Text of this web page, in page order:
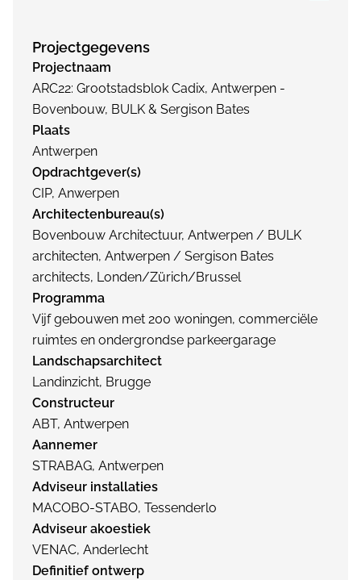
Projectgegevens
Projectnaam
ARC22: Grootstadsblok Cadix, Antwerpen -
Bovenbouw, BULK & Sergison Bates
Plaats
Antwerpen
Opdrachtgever(s)
CIP, Anwerpen
Architectenbureau(s)
Bovenbouw Architectuur, Antwerpen / BULK
architecten, Antwerpen / Sergison Bates
architects, Londen/Zürich/Brussel
Programma
Vijf gebouwen met 200 woningen, commerciële
ruimtes en ondergrondse parkeergarage
Landschapsarchitect
Landinzicht, Brugge
Constructeur
ABT, Antwerpen
Aannemer
STRABAG, Antwerpen
Adviseur installaties
MACOBO-STABO, Tessenderlo
Adviseur akoestiek
VENAC, Anderlecht
Definitief ontwerp